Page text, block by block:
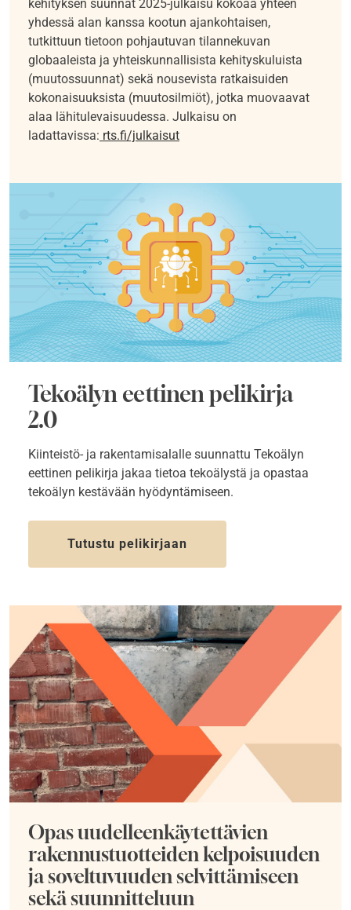
kehityksen suunnat 2025-julkaisu kokoaa yhteen
yhdessä alan kanssa kootun ajankohtaisen,
tutkittuun tietoon pohjautuvan tilannekuvan
globaaleista ja yhteiskunnallisista kehityskuluista
(muutossuunnat) sekä nousevista ratkaisuiden
kokonaisuuksista (muutosilmiöt), jotka muovaavat
alaa lähitulevaisuudessa. Julkaisu on
ladattavissa: rts.fi/julkaisut
Tekoälyn eettinen pelikirja
2.0
Kiinteistö- ja rakentamisalalle suunnattu Tekoälyn
eettinen pelikirja jakaa tietoa tekoälystä ja opastaa
tekoälyn kestävään hyödyntämiseen.
Tutustu pelikirjaan
Opas uudelleenkäytettävien
rakennustuotteiden kelpoisuuden
ja soveltuvuuden selvittämiseen
sekä suunnitteluun